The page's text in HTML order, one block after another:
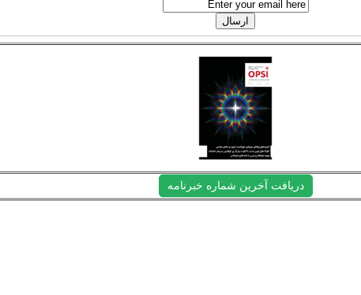
دریافت آخرین شماره خبرنامه